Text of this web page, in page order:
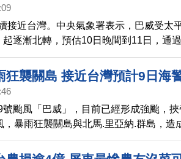
接近台灣。中央氣象署表示，巴威受太
起逐漸北轉，預估10日晚間到11日，通
率較高，但仍不排除路徑更偏西、甚至
狂襲關島 接近台灣預計9日海
颱風「巴威」，目前已經形成強颱，
，暴雨狂襲關島與北馬.里亞納.群島，造
。關島也開設了，5處避難中心。而目
接近台灣。